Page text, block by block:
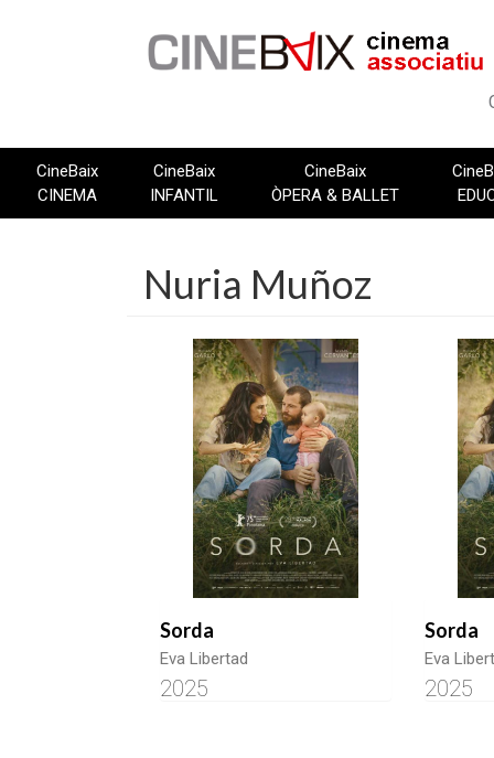
CineBaix
CINEMA
CineBaix
INFANTIL
CineBaix
ÒPERA & BALLET
Nuria Muñoz
Sorda
Eva Libertad
2025
Sorda
Eva
2025